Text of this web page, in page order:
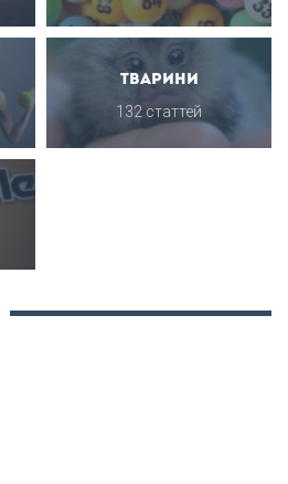
Тварини
132 статтей